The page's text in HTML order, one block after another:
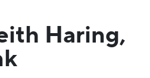
Haring,